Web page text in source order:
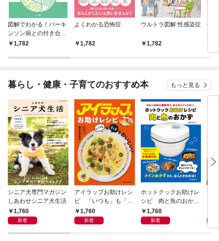
図解でわかる！パーキ
ンソン病との付き合い
方1,782
よくわかる恐怖症
1,782
ウルトラ図解 性感染症
1,782
や
暮らし・健康・子育てのおすすめ本 もっと見る
シニア犬専門マガジン
しあわせシニア犬生活
1,760
新着
アイラップお助けレシ
ピ 「いつも」も「も
しも」もおいしい！
1,760
新着
ホットクックお助けレ
シピ 肉と魚のおか
ず 少ない材料＆調味
料で、あとはスイッチ
1,760
新着
首
リ
昇